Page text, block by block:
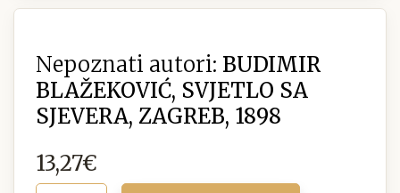
Nepoznati autori: BUDIMIR
BLAŽEKOVIĆ, SVJETLO SA
SJEVERA, ZAGREB, 1898
13,27€